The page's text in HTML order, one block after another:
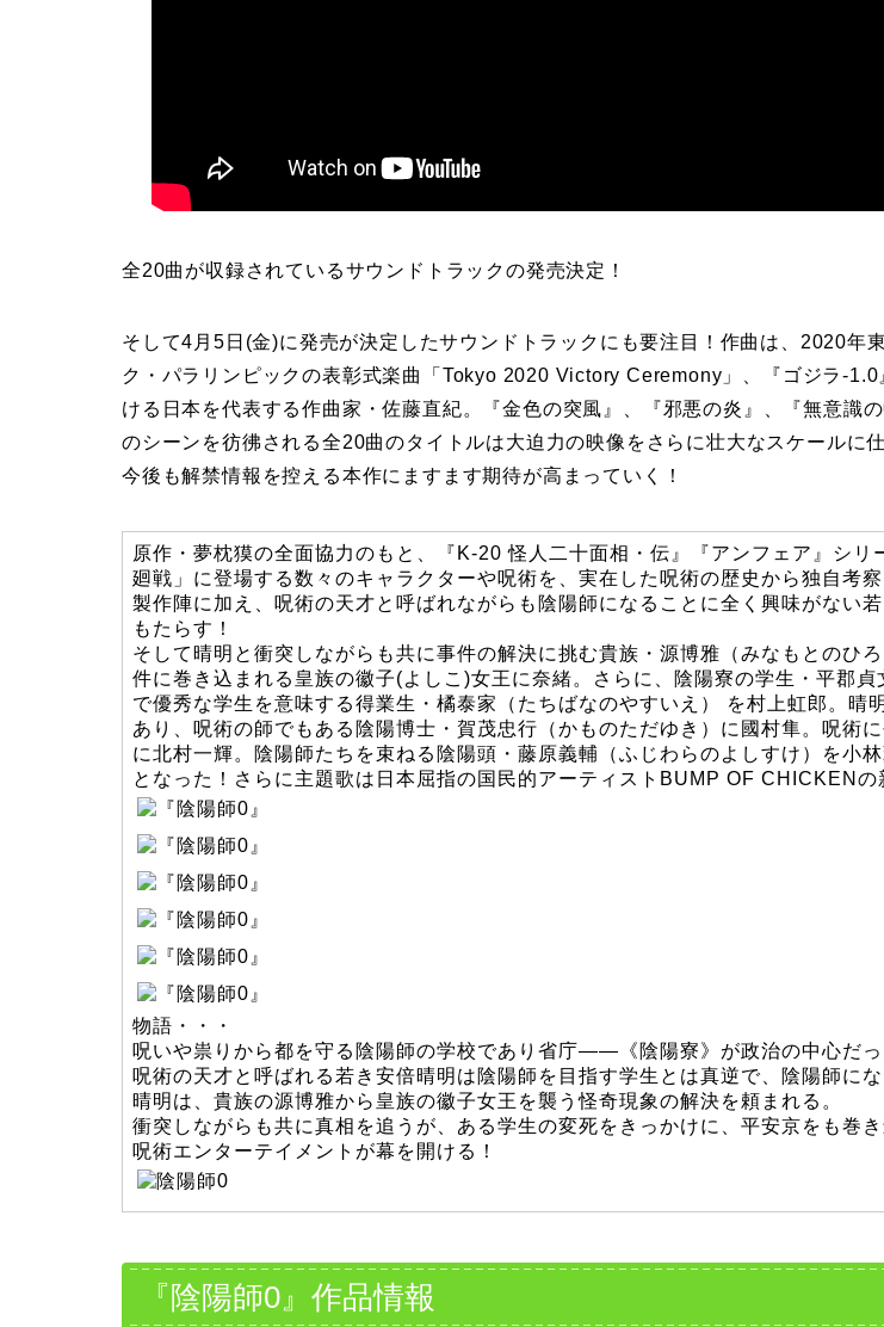
全20曲が収録されているサウンドトラックの発売決定！
そして4月5日(金)に発売が決定したサウンドトラックにも要注目！作曲は、2020年
ク・パラリンピックの表彰式楽曲「Tokyo 2020 Victory Ceremony」、『ゴジラ-1.0
ける日本を代表する作曲家・佐藤直紀。『金色の突風』、『邪悪の炎』、『無意識
のシーンを彷彿される全20曲のタイトルは大迫力の映像をさらに壮大なスケールに仕
今後も解禁情報を控える本作にますます期待が高まっていく！
原作・夢枕獏の全面協力のもと、『K-20 怪人二十面相・伝』『アンフェア』シ
廻戦」に登場する数々のキャラクターや呪術を、実在した呪術の歴史から独自考
製作陣に加え、呪術の天才と呼ばれながらも陰陽師になることに全く興味がない
もたらす！
そして晴明と衝突しながらも共に事件の解決に挑む貴族・源博雅（みなもとのひ
件に巻き込まれる皇族の徽子(よしこ)女王に奈緒。さらに、陰陽寮の学生・平郡
で優秀な学生を意味する得業生・橘泰家（たちばなのやすいえ） を村上虹郎。晴
あり、呪術の師でもある陰陽博士・賀茂忠行（かものただゆき）に國村隼。呪術
に北村一輝。陰陽師たちを束ねる陰陽頭・藤原義輔（ふじわらのよしすけ）を小
となった！さらに主題歌は日本屈指の国民的アーティストBUMP OF CHICKENの
物語・・・
呪いや祟りから都を守る陰陽師の学校であり省庁――《陰陽寮》が政治の中心だっ
呪術の天才と呼ばれる若き安倍晴明は陰陽師を目指す学生とは真逆で、陰陽師に
晴明は、貴族の源博雅から皇族の徽子女王を襲う怪奇現象の解決を頼まれる。
衝突しながらも共に真相を追うが、ある学生の変死をきっかけに、平安京をも
呪術エンターテイメントが幕を開ける！
『陰陽師0』作品情報